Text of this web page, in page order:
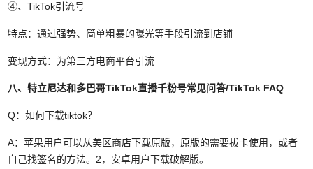
④、TikTok引流号
特点：通过强势、简单粗暴的曝光等手段引流到店铺
变现方式：为第三方电商平台引流
八、特立尼达和多巴哥TikTok直播千粉号常见问答/TikTok FAQ
Q：如何下载tiktok？
A：苹果用户可以从美区商店下载原版，原版的需要拔卡使用，或者
自己找签名的方法。2，安卓用户下载破解版。